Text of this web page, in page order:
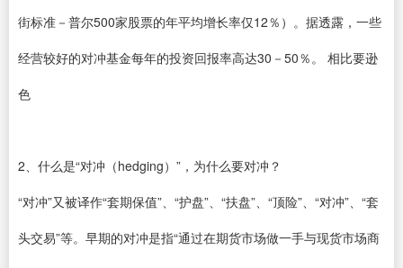
街标准－普尔500家股票的年平均增长率仅12％）。据透露，一些
经营较好的对冲基金每年的投资回报率高达30－50％。 相比要逊
色
2、什么是“对冲（hedging）”，为什么要对冲？
“对冲”又被译作“套期保值”、“护盘”、“扶盘”、“顶险”、“对冲”、“套
头交易”等。早期的对冲是指“通过在期货市场做一手与现货市场商